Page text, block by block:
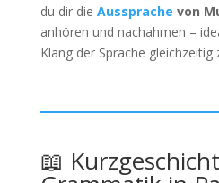
du dir die Aussprache von
anhören und nachahmen –
Klang der Sprache gleichzeitig
📖